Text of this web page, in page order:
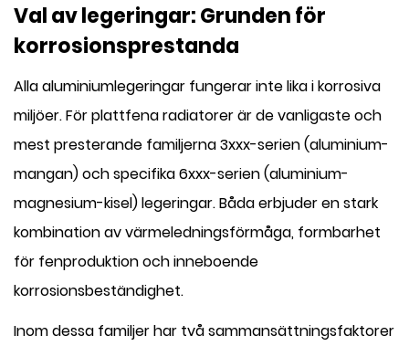
Val av legeringar: Grunden för
korrosionsprestanda
Alla aluminiumlegeringar fungerar inte lika i korrosiva
miljöer. För plattfena radiatorer är de vanligaste och
mest presterande familjerna 3xxx-serien (aluminium-
mangan) och specifika 6xxx-serien (aluminium-
magnesium-kisel) legeringar. Båda erbjuder en stark
kombination av värmeledningsförmåga, formbarhet
för fenproduktion och inneboende
korrosionsbeständighet.
Inom dessa familjer har två sammansättningsfaktorer